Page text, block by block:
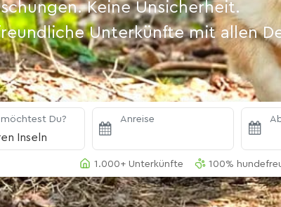
Keine Unsicherheit.
Unterkünfte mit allen
Du?
Inseln
Anreise
1.000+ Unterkünfte 100%